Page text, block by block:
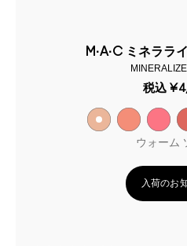
M·A·C ミネララ
税込
ウォーム
入荷のお